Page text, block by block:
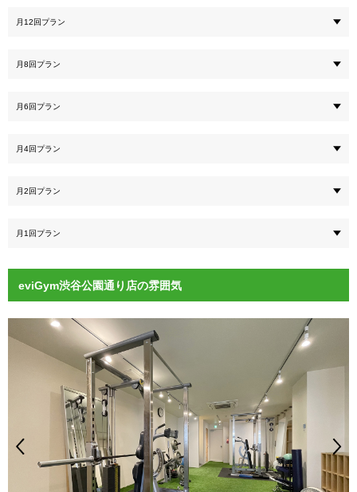
月12回プラン
月8回プラン
月6回プラン
月4回プラン
月2回プラン
月1回プラン
eviGym渋谷公園通り店の雰囲気